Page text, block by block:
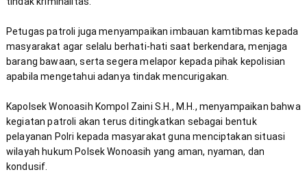
Petugas patroli juga menyampaikan imbauan kamtibmas kepada
masyarakat agar selalu berhati-hati saat berkendara, menjaga
barang bawaan, serta segera melapor kepada pihak kepolisian
Kapolsek Wonoasih Kompol Zaini S.H., M.H., menyampaikan bahwa
kegiatan patroli akan terus ditingkatkan sebagai bentuk
pelayanan Polri kepada masyarakat guna menciptakan situasi
wilayah hukum Polsek Wonoasih yang aman, nyaman, dan
kondusif.